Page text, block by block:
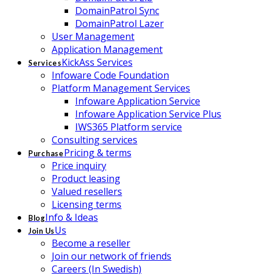
DomainPatrol Sync
DomainPatrol Lazer
User Management
Application Management
ServicesKickAss Services
Infoware Code Foundation
Platform Management Services
Infoware Application Service
Infoware Application Service Plus
IWS365 Platform service
Consulting services
Purchase Pricing & terms
Price inquiry
Product leasing
Valued resellers
Licensing terms
BlogInfo & Ideas
Join UsUs
Become a reseller
Join our network of friends
Careers (In Swedish)